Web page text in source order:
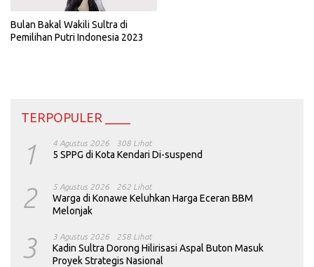
Bulan Bakal Wakili Sultra di
Pemilihan Putri Indonesia 2023
TERPOPULER ____
1 4 Agustus 2026 308 Lihat
5 SPPG di Kota Kendari Di-suspend
2 5 Agustus 2026 262 Lihat
Warga di Konawe Keluhkan Harga Eceran BBM
Melonjak
3 3 Agustus 2026 258 Lihat
Kadin Sultra Dorong Hilirisasi Aspal Buton Masuk
Proyek Strategis Nasional